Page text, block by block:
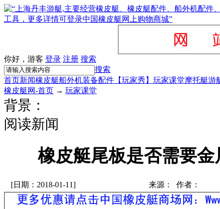
你好，游客 登录 注册 搜索
搜索
首页新闻橡皮艇船外机装备配件 【玩家秀】 玩家课堂摩托艇游
橡皮艇网-首页 → 玩家课堂
背景：
阅读新闻
橡皮艇尾板是否需要
[日期：2018-01-11] 来源： 作者：